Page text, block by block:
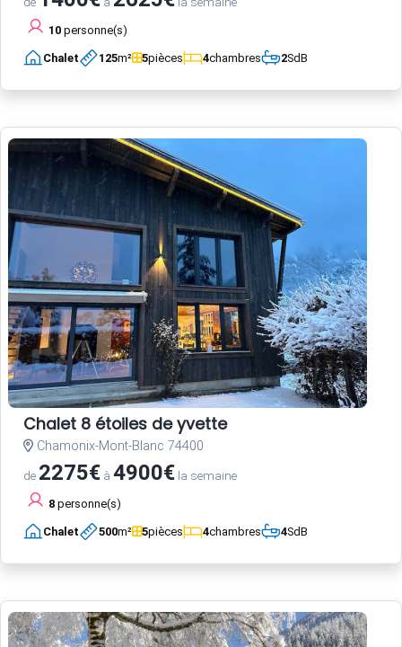
10 personne(s)
Chalet 125m² 5pièces 4chambres 2SdB
Chalet 8 étoiles de yvette
Chamonix-Mont-Blanc 74400
de 2275€ à 4900€ la semaine
8 personne(s)
Chalet 500m² 5pièces 4chambres 4SdB